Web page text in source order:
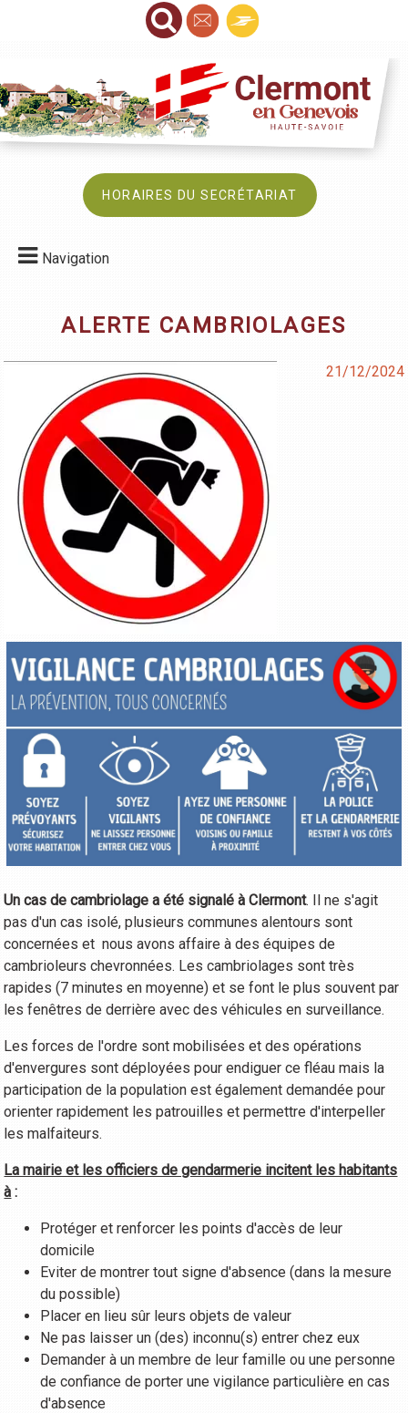
HORAIRES DU SECRÉTARIAT
Navigation
ALERTE CAMBRIOLAGES
21/12/2024
Un cas de cambriolage a été signalé à Clermont. Il ne s'agit
pas d'un cas isolé, plusieurs communes alentours sont
concernées et nous avons affaire à des équipes de
cambrioleurs chevronnées. Les cambriolages sont très
rapides (7 minutes en moyenne) et se font le plus souvent par
les fenêtres de derrière avec des véhicules en surveillance.
Les forces de l'ordre sont mobilisées et des opérations
d'envergures sont déployées pour endiguer ce fléau mais la
participation de la population est également demandée pour
orienter rapidement les patrouilles et permettre d'interpeller
les malfaiteurs.
La mairie et les officiers de gendarmerie incitent les habitants
à :
Protéger et renforcer les points d'accès de leur
domicile
Eviter de montrer tout signe d'absence (dans la mesure
du possible)
Placer en lieu sûr leurs objets de valeur
Ne pas laisser un (des) inconnu(s) entrer chez eux
Demander à un membre de leur famille ou une personne
de confiance de porter une vigilance particulière en cas
d'absence